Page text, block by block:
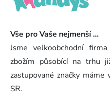
Vše pro Vaše nejmenší ...
Jsme velkoobchodní
zbožím působící na trhu
zastupované značky
SR.